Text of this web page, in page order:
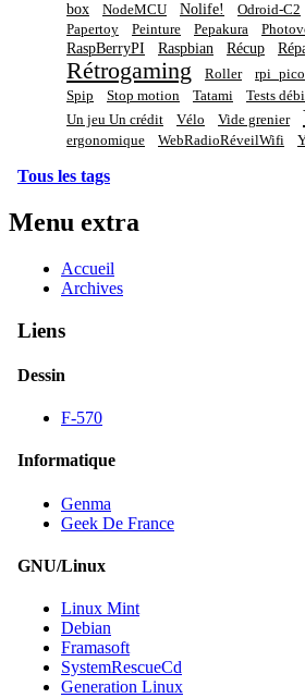
box
NodeMCU Nolife! Odroid-C2
Papertoy
Peinture Pepakura
RaspBerryPI Raspbian Récup
Rétrogaming Roller rpi_pico
Spip
Stop motion Tatami Tests
Un jeu Un crédit Vélo Vide grenier
ergonomique
WebRadioRéveilWifi
Tous les tags
Menu extra
Accueil
Archives
Liens
Dessin
F-570
Informatique
Genma
Geek De France
GNU/Linux
Linux Mint
Debian
Framasoft
SystemRescueCd
Generation Linux